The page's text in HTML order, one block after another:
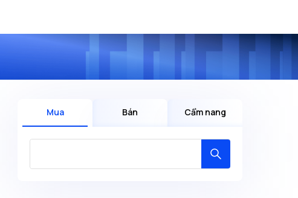
Mua Bán Cẩm nang